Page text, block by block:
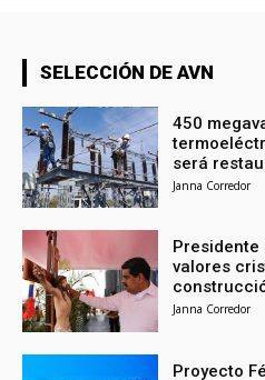
SELECCIÓN DE AVN
450
será
Janna Corredor
Presidente
valores
Janna Corredor
Proyecto